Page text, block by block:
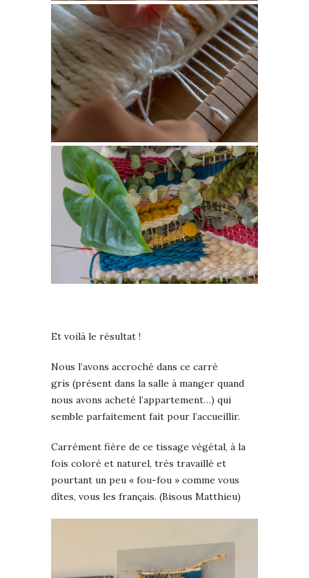
Et voilà le résultat !
Nous l’avons accroché dans ce carré
gris (présent dans la salle à manger quand
nous avons acheté l’appartement…) qui
semble parfaitement fait pour l’accueillir.
Carrément fière de ce tissage végétal, à la
fois coloré et naturel, très travaillé et
pourtant un peu « fou-fou » comme vous
dîtes, vous les français. (Bisous Matthieu)